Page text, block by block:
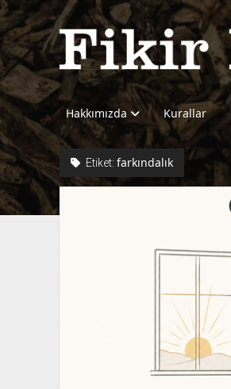
Fikir
Kazanı
Hakkımızda Kurallar
Etiket: farkındalık